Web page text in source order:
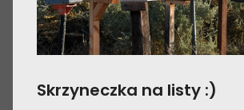
Skrzyneczka na listy :)